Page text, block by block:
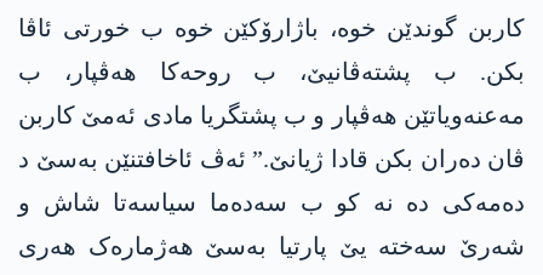
کاربن گوندێن خوە، باژارۆکێن خوە ب خورتی ئاڤا
بکن. ب پشتەڤانیێ، ب روحەکا ھەڤپار، ب
مەعنەویاتێن ھەڤپار و ب پشتگریا مادی ئەمێ کاربن
ڤان دەران بکن قادا ژیانێ.” ئەڤ ئاخافتنێن بەسێ د
دەمەکی دە نە کو ب سەدەما سیاسەتا شاش و
شەرێ سەختە یێ پارتیا بەسێ هەژمارەک هەری